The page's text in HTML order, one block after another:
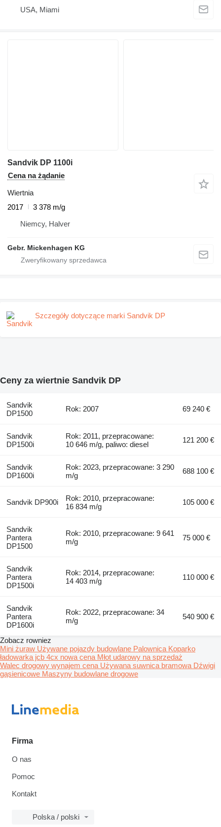
USA, Miami
Sandvik DP 1100i
Cena na żądanie
Wiertnia
2017
3 378 m/g
Niemcy, Halver
Gebr. Mickenhagen KG
Szczegóły dotyczące marki Sandvik DP
Ceny za wiertnie Sandvik DP
Sandvik
DP1500
Rok: 2007 69 240 €
Sandvik
DP1500i
Rok: 2011, przepracowane:
10 646 m/g, paliwo: diesel
121 200 €
Sandvik
DP1600i
Rok: 2023, przepracowane: 3 290
m/g
688 100 €
Sandvik DP900i
Rok: 2010, przepracowane:
16 834 m/g
105 000 €
Sandvik
Pantera
DP1500
Rok: 2010, przepracowane: 9 641
m/g
75 000 €
Sandvik
Pantera
DP1500i
Rok: 2014, przepracowane:
14 403 m/g
110 000 €
Sandvik
Pantera
DP1600i
Rok: 2022, przepracowane: 34
m/g
540 900 €
Zobacz rowniez
Mini żuraw Używane pojazdy budowlane Palownica Koparko
ładowarka jcb 4cx nowa cena Młot udarowy na sprzedaż
Walec drogowy wynajem cena Używana suwnica bramowa Dźwigi
gąsienicowe Maszyny budowlane drogowe
Firma
O nas
Pomoc
Kontakt
Polska / polski